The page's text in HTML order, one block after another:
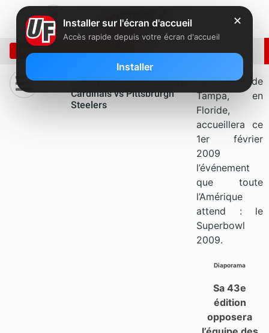
ARCHIVE: JANVIER 2009
[Sport] Superbowl : Arizona
Cardinals vs Pittsbrurgh
Steelers
La ville de
Tampa, en
Floride,
accueillera ce
1er février
2009
l’événement
que toute
l’Amérique
attend : le
Superbowl
2009.
Diaporama
Sa 43e
édition
opposera
✕
Installer sur l'écran d'accueil
Accès rapide depuis votre écran d'accueil
Installer